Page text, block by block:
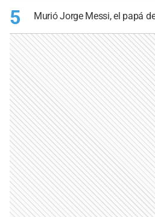
5 Murió Jorge Messi, el papá